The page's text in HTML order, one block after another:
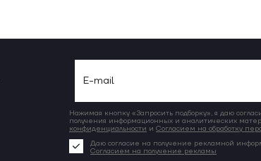
Нажимая кнопку «Запросить подборку», я даю
получения информационных и аналитических
конфиденциальности и Согласием на обработку
Даю согласие на получение рекламной
Согласием на получение рекламы